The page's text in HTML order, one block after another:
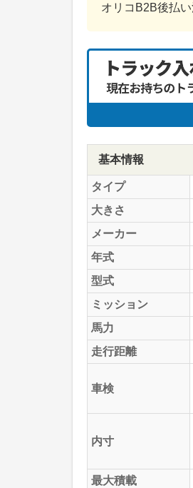
オリコB2B後払
基本情報
タイプ
大きさ
メーカー
年式
型式
ミッション
馬力
走行距離
車検
内寸
最大積載